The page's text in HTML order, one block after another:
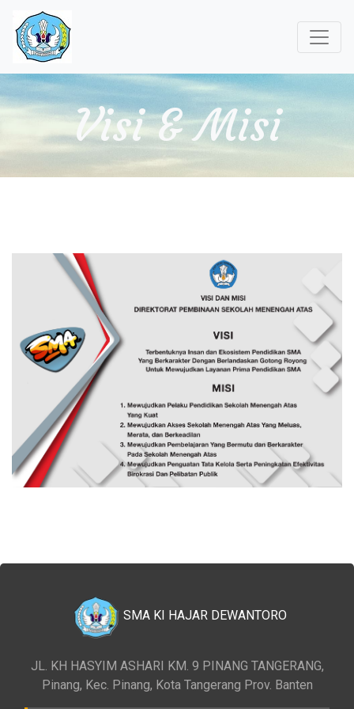
Visi & Misi
SMA KI HAJAR DEWANTORO
JL. KH HASYIM ASHARI KM. 9 PINANG TANGERANG,
Pinang, Kec. Pinang, Kota Tangerang Prov. Banten